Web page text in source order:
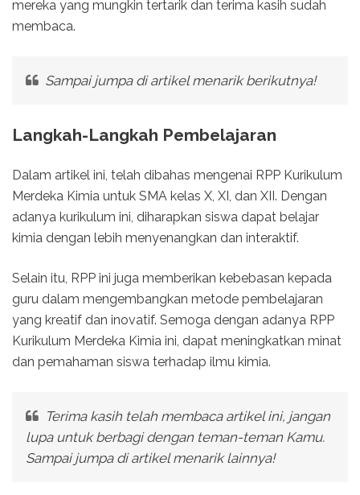
mereka yang mungkin tertarik dan terima kasih sudah
membaca.
Sampai jumpa di artikel menarik berikutnya!
Langkah-Langkah Pembelajaran
Dalam artikel ini, telah dibahas mengenai RPP Kurikulum
Merdeka Kimia untuk SMA kelas X, XI, dan XII. Dengan
adanya kurikulum ini, diharapkan siswa dapat belajar
kimia dengan lebih menyenangkan dan interaktif.
Selain itu, RPP ini juga memberikan kebebasan kepada
guru dalam mengembangkan metode pembelajaran
yang kreatif dan inovatif. Semoga dengan adanya RPP
Kurikulum Merdeka Kimia ini, dapat meningkatkan minat
dan pemahaman siswa terhadap ilmu kimia.
Terima kasih telah membaca artikel ini, jangan
lupa untuk berbagi dengan teman-teman Kamu.
Sampai jumpa di artikel menarik lainnya!